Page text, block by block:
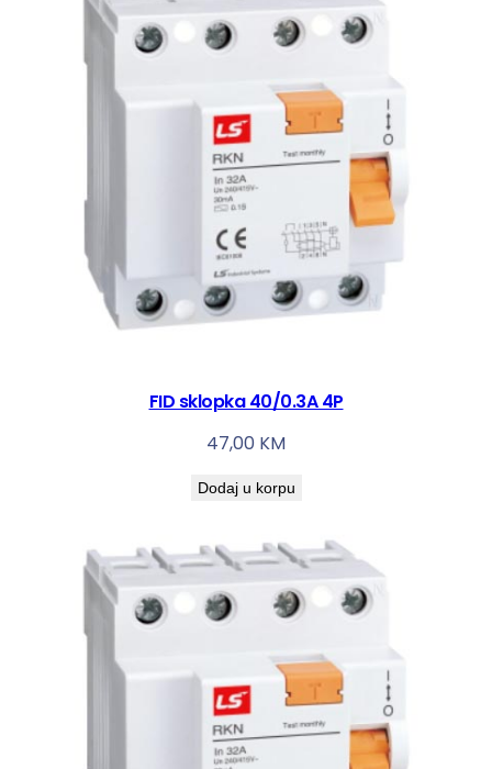
FID sklopka 40/0.3A 4P
47,00 KM
Dodaj u korpu